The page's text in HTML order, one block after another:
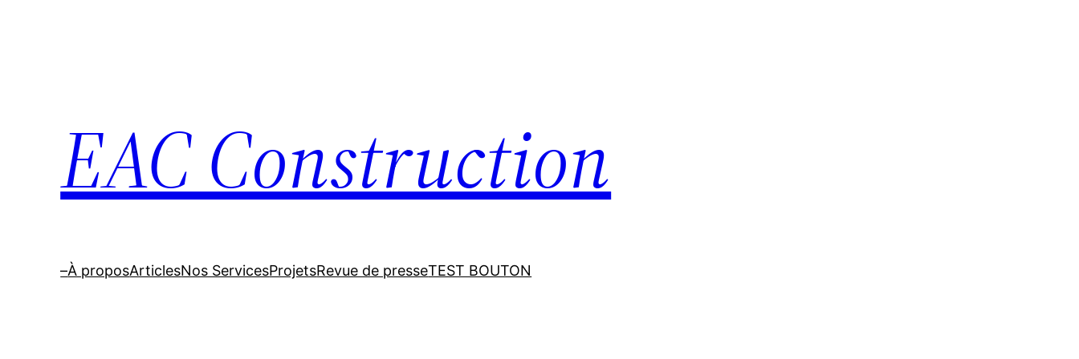
EAC Construction
–À proposArticlesNos ServicesProjetsRevue de presseTEST BOUTON